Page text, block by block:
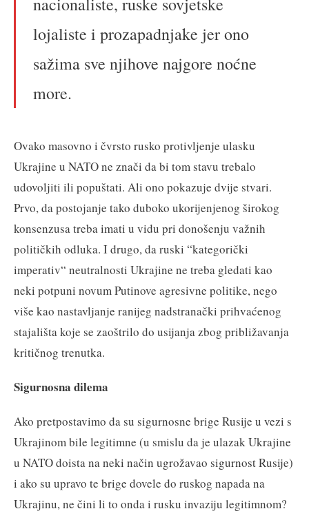
lojaliste i prozapadnjake jer ono
sažima sve njihove najgore noćne
more.
Ovako masovno i čvrsto rusko protivljenje ulasku
Ukrajine u NATO ne znači da bi tom stavu trebalo
udovoljiti ili popuštati. Ali ono pokazuje dvije stvari.
Prvo, da postojanje tako duboko ukorijenjenog širokog
konsenzusa treba imati u vidu pri donošenju važnih
političkih odluka. I drugo, da ruski “kategorički
imperativ“ neutralnosti Ukrajine ne treba gledati kao
neki potpuni novum Putinove agresivne politike, nego
više kao nastavljanje ranijeg nadstranački prihvaćenog
stajališta koje se zaoštrilo do usijanja zbog približavanja
kritičnog trenutka.
Sigurnosna dilema
Ako pretpostavimo da su sigurnosne brige Rusije u vezi s
Ukrajinom bile legitimne (u smislu da je ulazak Ukrajine
u NATO doista na neki način ugrožavao sigurnost Rusije)
i ako su upravo te brige dovele do ruskog napada na
Ukrajinu, ne čini li to onda i rusku invaziju legitimnom?